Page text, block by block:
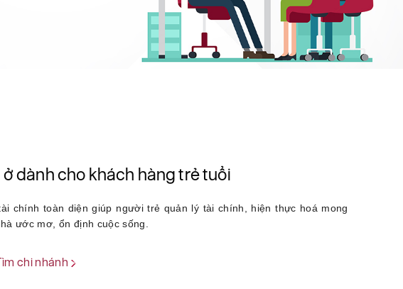
ở dành cho khách hàng trẻ tuổi
chính toàn diện giúp người trẻ quản lý tài chính, hiện thực hoá mong
ước mơ, ổn định cuộc sống.
chi nhánh